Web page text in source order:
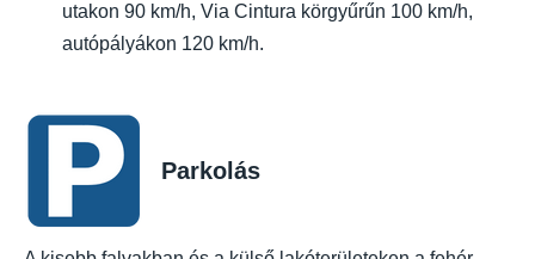
utakon 90 km/h, Via Cintura körgyűrűn 100 km/h,
autópályákon 120 km/h.
Parkolás